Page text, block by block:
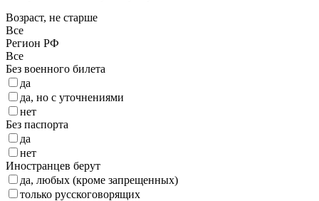
Возраст, не старше
Все
Регион РФ
Все
Без военного билета
да
да, но с уточнениями
нет
Без паспорта
да
нет
Иностранцев берут
да, любых (кроме запрещенных)
только русскоговорящих